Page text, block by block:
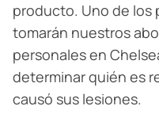
producto. Uno de los
tomarán nuestros
personales en
determinar quién es
causó sus lesiones.